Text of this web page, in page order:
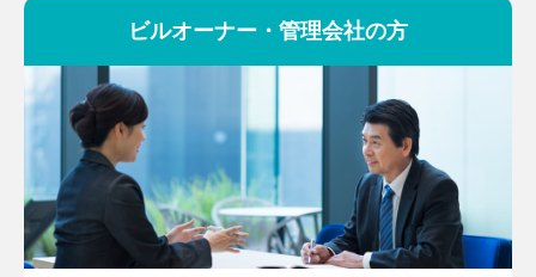
ビルオーナー・管理会社の方